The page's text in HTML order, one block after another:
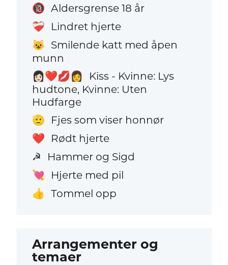
🔞 Aldersgrense 18 år
❤️‍🩹 Lindret hjerte
😺 Smilende katt med åpen
munn
👩🏻‍❤️‍💋‍👩
Kiss - Kvinne: Lys
hudtone, Kvinne: Uten
Hudfarge
🫡 Fjes som viser honnør
❤️ Rødt hjerte
☭ Hammer og Sigd
💘 Hjerte med pil
👍 Tommel opp
Arrangementer og
temaer